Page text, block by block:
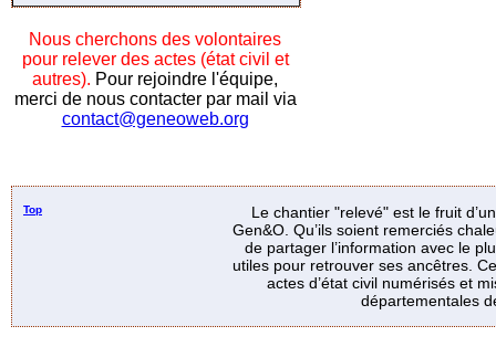
Nous cherchons des volontaires
pour relever des actes (état civil et
autres). Pour rejoindre l'équipe,
merci de nous contacter par mail via
contact@geneoweb.org
Top
Le chantier "relevé" est le fruit
Gen&O. Qu’ils soient remerciés
de partager l’information avec le
utiles pour retrouver ses ancêtres.
actes d’état civil numérisés et
départementales